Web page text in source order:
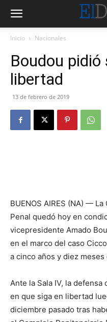
Inicio Nacionales
Boudou pidió
libertad
13 de febrero de 2019
BUENOS AIRES (NA) —
Penal quedó hoy en
vicepresidente Amado
en el marco del caso
a cinco años y diez
Ante la Sala IV, la
en que siga en libertad
diciembre pasado tras